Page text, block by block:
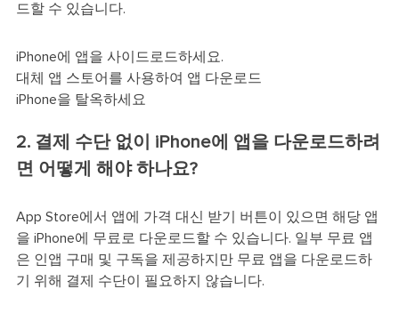
드할 수 있습니다.
iPhone에 앱을 사이드로드하세요.
대체 앱 스토어를 사용하여 앱 다운로드
iPhone을 탈옥하세요
2. 결제 수단 없이 iPhone에 앱을 다운로드하려
면 어떻게 해야 하나요?
App Store에서 앱에 가격 대신 받기 버튼이 있으면 해당 앱
을 iPhone에 무료로 다운로드할 수 있습니다. 일부 무료 앱
은 인앱 구매 및 구독을 제공하지만 무료 앱을 다운로드하
기 위해 결제 수단이 필요하지 않습니다.